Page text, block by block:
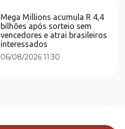
Mega Millions acumula R 4,4
bilhões após sorteio sem
vencedores e atrai brasileiros
interessados
06/08/2026 11:30